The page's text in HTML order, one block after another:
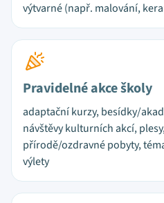
výtvarné (např. malování,
Pravidelné akce školy
adaptační kurzy, besídky/
návštěvy kulturních akcí,
přírodě/ozdravné pobyty,
výlety